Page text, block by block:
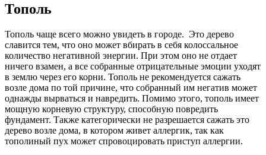
Тополь
Тополь чаще всего можно увидеть в городе. Это дерево
славится тем, что оно может вбирать в себя колоссальное
количество негативной энергии. При этом оно не отдает
ничего взамен, а все собранные отрицательные эмоции уходят
в землю через его корни. Тополь не рекомендуется сажать
возле дома по той причине, что собранный им негатив может
однажды вырваться и навредить. Помимо этого, тополь имеет
мощную корневую структуру, способную повредить
фундамент. Также категорически не разрешается сажать это
дерево возле дома, в котором живет аллергик, так как
тополиный пух может спровоцировать приступ аллергии.